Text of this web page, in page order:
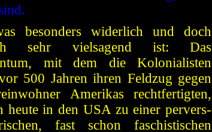
besonders widerlich und doch
sehr vielsagend ist: Das
mit dem die Kolonialisten
500 Jahren ihren Feldzug gegen
Amerikas rechtfertigten,
heute in den USA zu einer pervers-
fast schon faschistischen